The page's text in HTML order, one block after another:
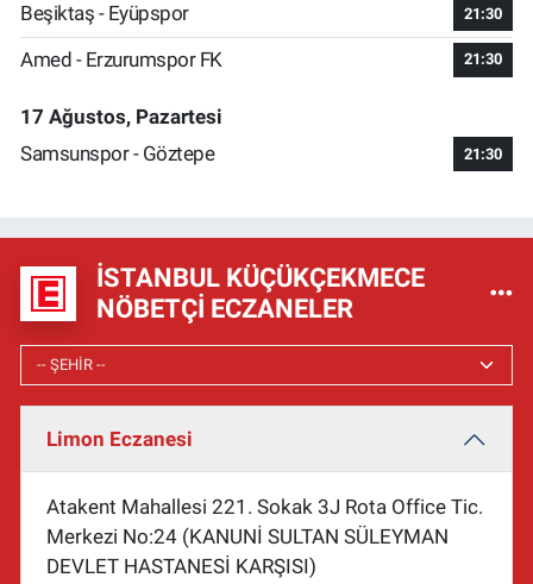
Beşiktaş - Eyüpspor 21:30
Amed - Erzurumspor FK 21:30
17 Ağustos, Pazartesi
Samsunspor - Göztepe
21:30
İSTANBUL KÜÇÜKÇEKMECE
NÖBETÇI ECZANELER
Limon Eczanesi
Atakent Mahallesi 221. Sokak 3J Rota Office Tic.
Merkezi No:24 (KANUNİ SULTAN SÜLEYMAN
DEVLET HASTANESİ KARŞISI)